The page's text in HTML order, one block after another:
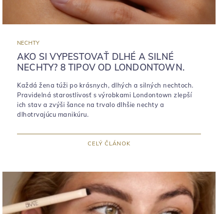
NECHTY
AKO SI VYPESTOVAŤ DLHÉ A SILNÉ
NECHTY? 8 TIPOV OD LONDONTOWN.
Každá žena túži po krásnych, dlhých a silných nechtoch.
Pravidelná starostlivosť s výrobkami Londontown zlepší
ich stav a zvýši šance na trvalo dlhšie nechty a
dlhotrvajúcu manikúru.
CELÝ ČLÁNOK